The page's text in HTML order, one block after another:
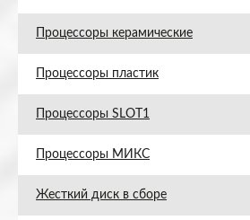
Процессоры керамические
Процессоры пластик
Процессоры SLOT1
Процессоры МИКС
Жесткий диск в сборе